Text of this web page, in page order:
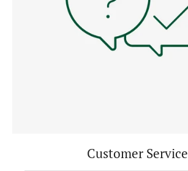
Customer Service